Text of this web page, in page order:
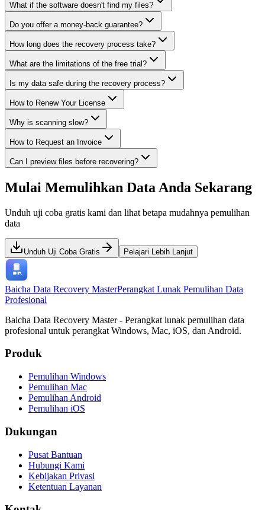
What if the software doesn't find my files?
Do you offer a money-back guarantee?
How long does the recovery process take?
What are the limitations of the free trial?
Is my data safe during the recovery process?
How to Renew Your License
Why is scanning slow?
How to Request an Invoice
Can I preview files before recovering?
Mulai Memulihkan Data Anda Sekarang
Unduh uji coba gratis kami dan lihat betapa mudahnya pemulihan
data
Unduh Uji Coba Gratis Pelajari Lebih Lanjut
Baicha Data Recovery MasterPerangkat Lunak Pemulihan Data
Profesional
Baicha Data Recovery Master - Perangkat lunak pemulihan data
profesional untuk perangkat Windows, Mac, iOS, dan Android.
Produk
Pemulihan Windows
Pemulihan Mac
Pemulihan Android
Pemulihan iOS
Dukungan
Pusat Bantuan
Hubungi Kami
Kebijakan Privasi
Ketentuan Layanan